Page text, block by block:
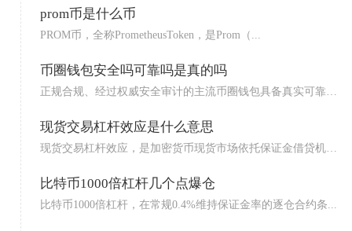
prom币是什么币
PROM币，全称PrometheusToken，是Prom（...
币圈钱包安全吗可靠吗是真的吗
正规合规、经过权威安全审计的主流币圈钱包具备真实可靠
现货交易杠杆效应是什么意思
现货交易杠杆效应，是加密货币现货市场依托保证金借贷机
比特币1000倍杠杆几个点爆仓
比特币1000倍杠杆，在常规0.4%维持保证金率的逐仓合约条...